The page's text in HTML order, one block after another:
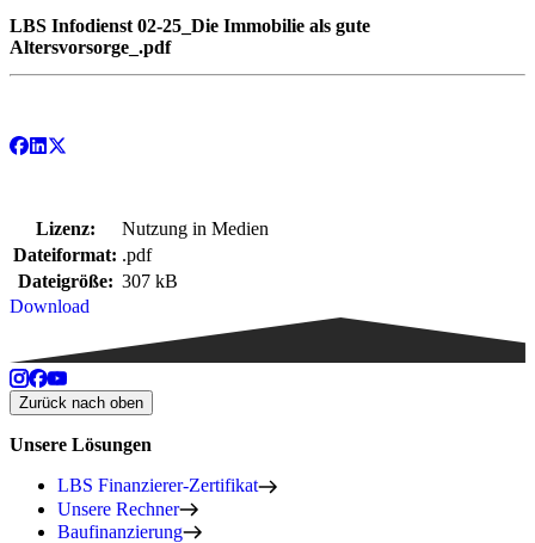
LBS Infodienst 02-25_Die Immobilie als gute
Altersvorsorge_.pdf
Lizenz:
Nutzung in Medien
Dateiformat: .pdf
Dateigröße: 307 kB
Download
Zurück nach oben
Unsere Lösungen
LBS Finanzierer-Zertifikat
Unsere Rechner
Baufinanzierung